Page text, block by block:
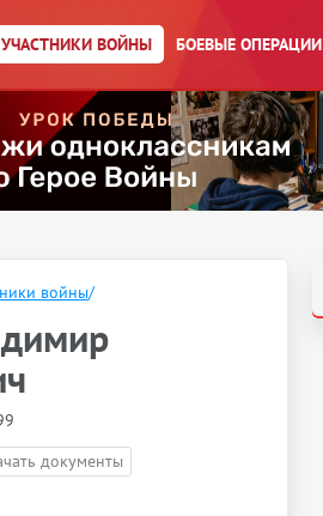
УЧАСТНИКИ ВОЙНЫ БОЕВЫЕ ОПЕРАЦИИ
войны/
документы